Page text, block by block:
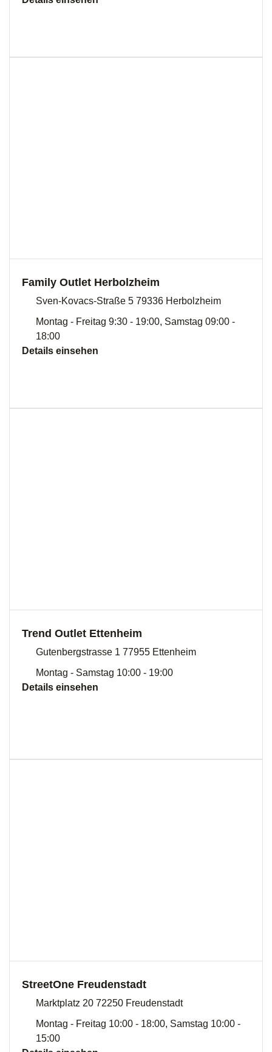
Family Outlet Herbolzheim
Sven-Kovacs-Straße 5 79336 Herbolzheim
Montag - Freitag 9:30 - 19:00, Samstag 09:00 -
18:00
Details einsehen
Trend Outlet Ettenheim
Gutenbergstrasse 1 77955 Ettenheim
Montag - Samstag 10:00 - 19:00
Details einsehen
StreetOne Freudenstadt
Marktplatz 20 72250 Freudenstadt
Montag - Freitag 10:00 - 18:00, Samstag 10:00 -
15:00